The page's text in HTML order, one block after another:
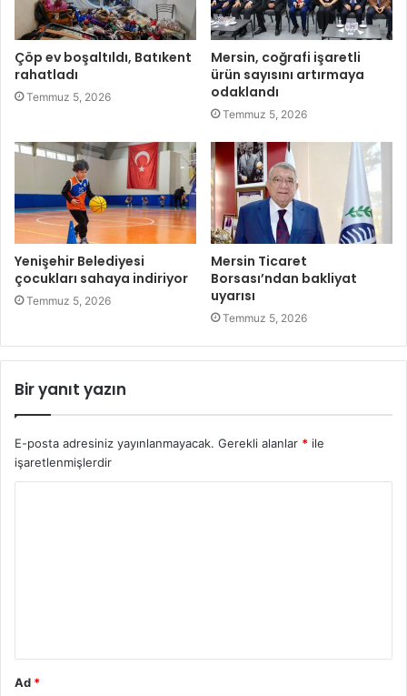
Çöp ev boşaltıldı, Batıkent
rahatladı
Temmuz 5, 2026
Mersin, coğrafi işaretli
ürün sayısını artırmaya
odaklandı
Temmuz 5, 2026
Yenişehir Belediyesi
çocukları sahaya indiriyor
Temmuz 5, 2026
Mersin Ticaret
Borsası’ndan bakliyat
uyarısı
Temmuz 5, 2026
Bir yanıt yazın
E-posta adresiniz yayınlanmayacak. Gerekli alanlar * ile
işaretlenmişlerdir
Ad *